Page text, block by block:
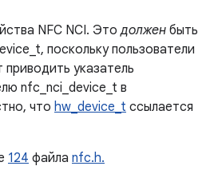
NFC NCI. Этодолжен быть
поскольку пользователи
указатель
nfc_nci_device_t в
что hw_device_t ссылается
124 файла nfc.h.